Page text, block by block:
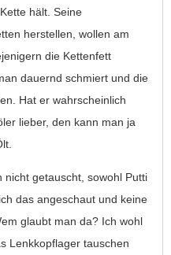
hält. Seine
herstellen, wollen am
die Kettenfett
dauernd schmiert und die
Hat er wahrscheinlich
lieber, den kann man ja
nicht getauscht, sowohl Putti
das angeschaut und keine
glaubt man da? Ich wohl
Lenkkopflager tauschen